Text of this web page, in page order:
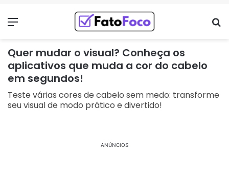
Menu
Quer mudar o visual? Conheça os
aplicativos que muda a cor do cabelo
em segundos!
Teste várias cores de cabelo sem medo: transforme
seu visual de modo prático e divertido!
ANÚNCIOS